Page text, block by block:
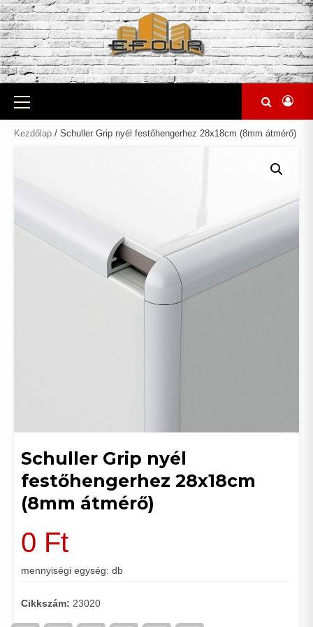
Skip
to
content
Primary
Menu
Kezdőlap / Schuller Grip nyél festőhengerhez 28x18cm (8mm átmérő)
Schuller Grip nyél
festőhengerhez 28x18cm
(8mm átmérő)
0 Ft
mennyiségi egység: db
Cikkszám: 23020